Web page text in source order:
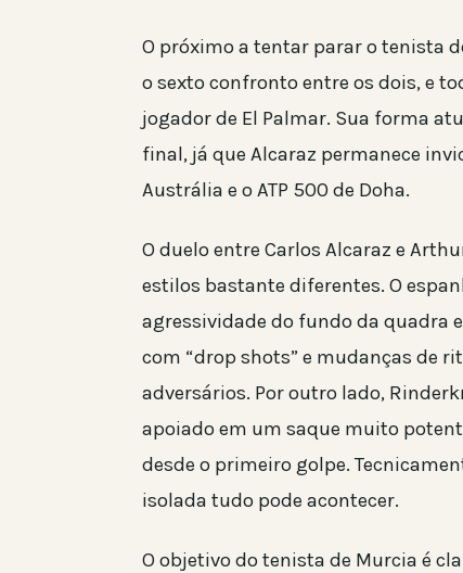
O próximo a tentar parar o tenista
o sexto confronto entre os dois, e
jogador de El Palmar. Sua forma
final, já que Alcaraz permanece
Austrália e o ATP 500 de Doha.
O duelo entre Carlos Alcaraz e
estilos bastante diferentes. O
agressividade do fundo da quadra
com “drop shots” e mudanças de
adversários. Por outro lado,
apoiado em um saque muito
desde o primeiro golpe.
isolada tudo pode acontecer.
O objetivo do tenista de Murcia é